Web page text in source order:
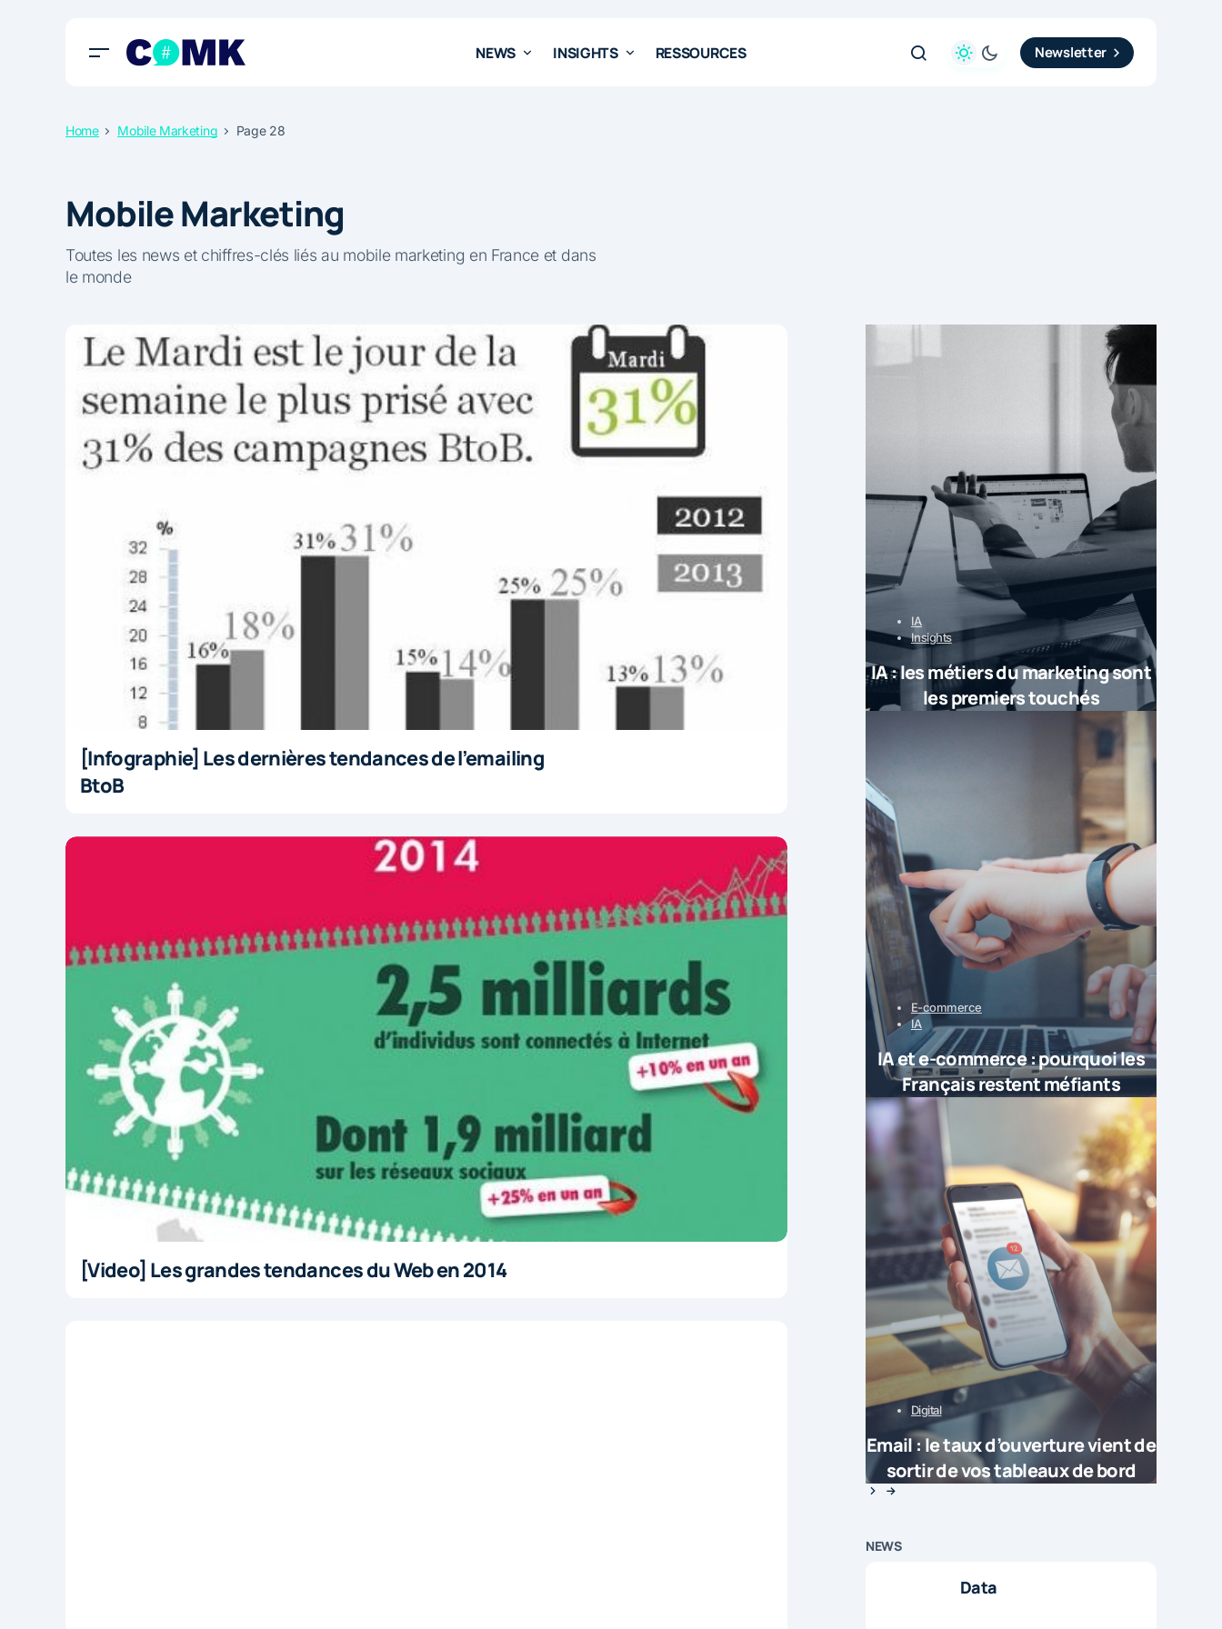
NEWS INSIGHTS RESSOURCES Newsletter
Home Mobile Marketing Page 28
Mobile Marketing
Toutes les news et chiffres-clés liés au mobile marketing en France et dans
le monde
[Infographie] Les dernières tendances de l’emailing
BtoB
[Video] Les grandes tendances du Web en 2014
IA
Insights
IA : les métiers du marketing sont
les premiers touchés
E-commerce
IA
IA et e-commerce : pourquoi les
Français restent méfiants
Digital
Email : le taux d’ouverture vient de
sortir de vos tableaux de bord
NEWS
Data